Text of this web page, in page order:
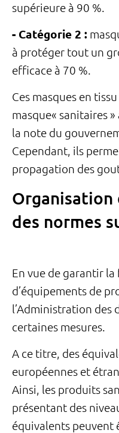
supérieure à 90 %.
- Catégorie 2 :
à protéger tout un
efficace à 70 %.
Ces masques en
masque« sanitaires
la note du
Cependant, ils
propagation des
Organisation
des normes
En vue de garantir
d’équipements de
l’Administration des
certaines mesures.
A ce titre, des
européennes et
Ainsi, les produits
présentant des
équivalents peuvent